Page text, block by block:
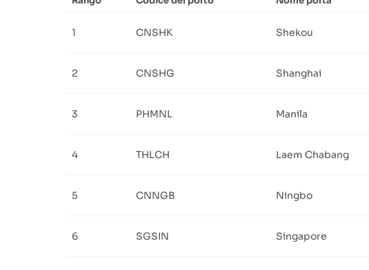
1 CNSHK Shekou
2 CNSHG Shanghai
3 PHMNL Manila
4 THLCH Laem Chabang
5 CNNGB Ningbo
6 SGSIN Singapore